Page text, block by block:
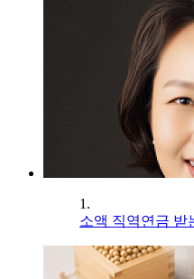
1.
소액 직역연금 받